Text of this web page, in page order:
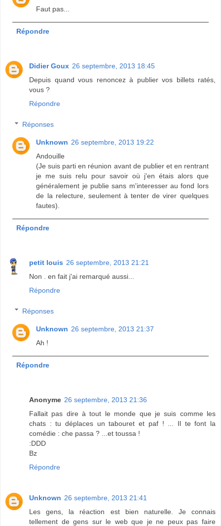
Faut pas...
Répondre
Didier Goux 26 septembre, 2013 18:45
Depuis quand vous renoncez à publier vos billets ratés,
vous ?
Répondre
Réponses
Unknown 26 septembre, 2013 19:22
Andouille
(Je suis parti en réunion avant de publier et en rentrant
je me suis relu pour savoir où j'en étais alors que
généralement je publie sans m'interesser au fond lors
de la relecture, seulement à tenter de virer quelques
fautes).
Répondre
petit louis 26 septembre, 2013 21:21
Non . en fait j'ai remarqué aussi...
Répondre
Réponses
Unknown 26 septembre, 2013 21:37
Ah !
Répondre
Anonyme 26 septembre, 2013 21:36
Fallait pas dire à tout le monde que je suis comme les
chats : tu déplaces un tabouret et paf ! ... Il te font la
comédie : che passa ? ...et toussa !
:DDD
Bz
Répondre
Unknown 26 septembre, 2013 21:41
Les gens, la réaction est bien naturelle. Je connais
tellement de gens sur le web que je ne peux pas faire